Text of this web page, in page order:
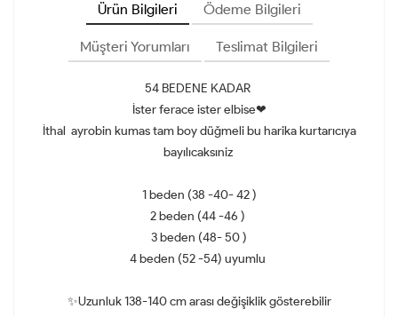
Ürün Bilgileri Ödeme Bilgileri
Müşteri Yorumları Teslimat Bilgileri
54 BEDENE KADAR
İster ferace ister elbise❤
İthal ayrobin kumas tam boy düğmeli bu harika kurtarıcıya
bayılıcaksıniz
1 beden (38 -40- 42 )
2 beden (44 -46 )
3 beden (48- 50 )
4 beden (52 -54) uyumlu
✨Uzunluk 138-140 cm arası değişiklik gösterebilir